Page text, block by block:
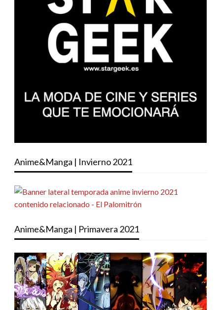
Anime&Manga | Invierno 2021
Anime&Manga | Primavera 2021